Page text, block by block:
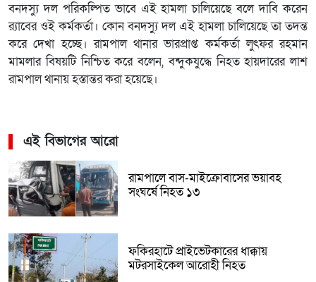
বনদস্যু দল পরিকল্পিত ভাবে এই হামলা চালিয়েছে বলে দাবি করেন
র‌্যাবের ওই কর্মকর্তা। কোন বনদস্যু দল এই হামলা চালিয়েছে তা তদন্ত
করে দেখা হচ্ছে। রামপাল থানার ভারপ্রাপ্ত কর্মকর্তা লুৎফর রহমান
মামলার বিষয়টি নিশ্চিত করে বলেন, বন্দুকযুদ্ধে নিহত হায়দারের লাশ
রামপাল থানায় হস্তান্তর করা হয়েছে।
এই বিভাগের আরো
রামপালে বাস-মাইক্রোবাসের ভয়াবহ
সংঘর্ষে নিহত ১৩
ফকিরহাটে প্রাইভেটকারের ধাক্কায়
মটরসাইকেল আরোহী নিহত